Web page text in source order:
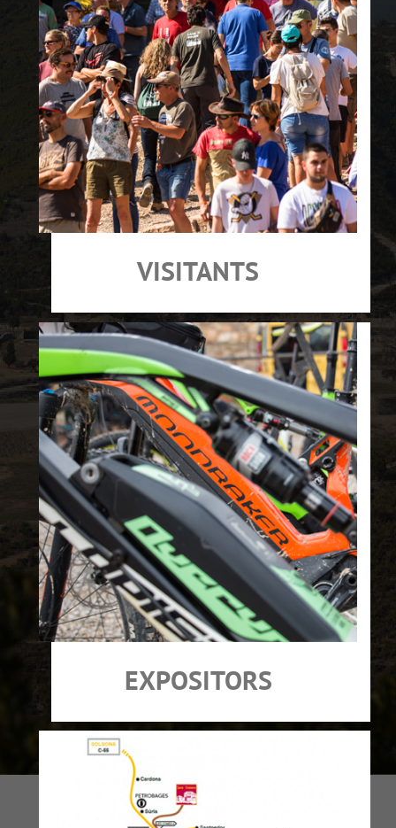
VISITANTS
EXPOSITORS